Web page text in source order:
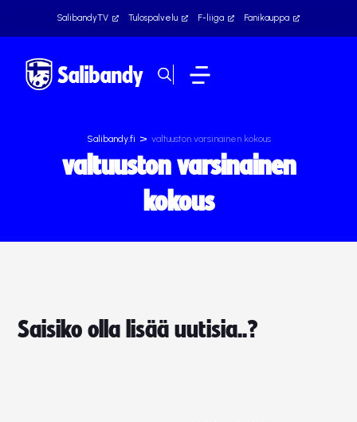
SalibandyTV Tulospalvelu F-liiga Fanikauppa
Salibandy.fi > valtuuston varsinainen kokous
valtuuston varsinainen
kokous
Saisiko olla lisää uutisia..?